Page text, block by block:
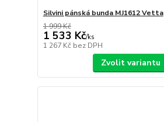
Silvini pánská bunda MJ1612 Vetta
1 999 Kč
1 533 Kč/ks
1 267 Kč bez DPH
Zvolit variantu